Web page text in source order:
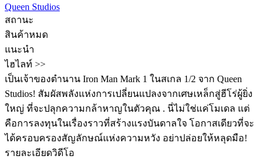
Queen Studios
สถานะ
สินค้าหมด
แนะนำ
ไฮไลท์ >>
เป็นเจ้าของตำนาน Iron Man Mark 1 ในสเกล 1/2 จาก Queen
Studios! สัมผัสพลังแห่งการเปลี่ยนแปลงจากเศษเหล็กสู่ฮีโร่ผู้ยิ่ง
ใหญ่ ที่จะปลุกความกล้าหาญในตัวคุณ . นี่ไม่ใช่แค่โมเดล แต่
คือการลงทุนในเรื่องราวที่สร้างแรงบันดาลใจ โอกาสเดียวที่จะ
ได้ครอบครองสัญลักษณ์แห่งความหวัง อย่าปล่อยให้หลุดมือ!
รายละเอียดวิดีโอ